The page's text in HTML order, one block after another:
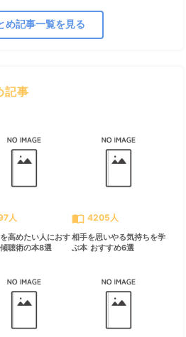
め記事一覧を見る
記事
人
高めたい人におす
聴術の本8選
import_contacts 4205人
相手を思いやる気持ちを学
ぶ本 おすすめ6選